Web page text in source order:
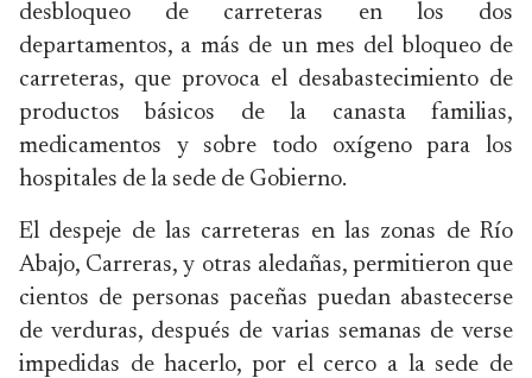
desbloqueo de carreteras en los dos
departamentos, a más de un mes del bloqueo de
carreteras, que provoca el desabastecimiento de
productos básicos de la canasta familias,
medicamentos y sobre todo oxígeno para los
hospitales de la sede de Gobierno.
El despeje de las carreteras en las zonas de Río
Abajo, Carreras, y otras aledañas, permitieron que
cientos de personas paceñas puedan abastecerse
de verduras, después de varias semanas de verse
impedidas de hacerlo, por el cerco a la sede de